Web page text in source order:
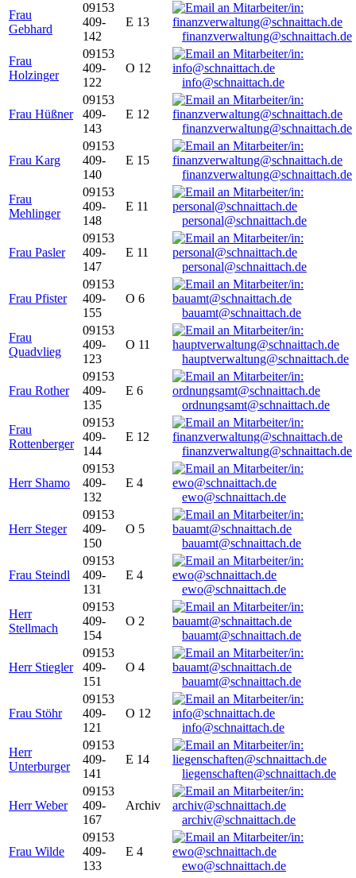
Frau
Gebhard
09153
409-
142
E 13
finanzverwaltung@schnaittach.de
Frau
Holzinger
09153
409-
122
O 12
info@schnaittach.de
Frau Hüßner
09153
409-
143
E 12
finanzverwaltung@schnaittach.de
Frau Karg
09153
409-
140
E 15
finanzverwaltung@schnaittach.de
Frau
Mehlinger
09153
409-
148
E 11
personal@schnaittach.de
Frau Pasler
09153
409-
147
E 11
personal@schnaittach.de
Frau Pfister
09153
409-
155
O 6
bauamt@schnaittach.de
Frau
Quadvlieg
09153
409-
123
O 11
hauptverwaltung@schnaittach.de
Frau Rother
09153
409-
135
E 6
ordnungsamt@schnaittach.de
Frau
Rottenberger
09153
409-
144
E 12
finanzverwaltung@schnaittach.de
Herr Shamo
09153
409-
132
E 4
ewo@schnaittach.de
Herr Steger
09153
409-
150
O 5
bauamt@schnaittach.de
Frau Steindl
09153
409-
131
E 4
ewo@schnaittach.de
Herr
Stellmach
09153
409-
154
O 2
bauamt@schnaittach.de
Herr Stiegler
09153
409-
151
O 4
bauamt@schnaittach.de
Frau Stöhr
09153
409-
121
O 12
info@schnaittach.de
Herr
Unterburger
09153
409-
141
E 14
liegenschaften@schnaittach.de
Herr Weber
09153
409-
167
Archiv
archiv@schnaittach.de
Frau Wilde
09153
409-
133
E 4
ewo@schnaittach.de